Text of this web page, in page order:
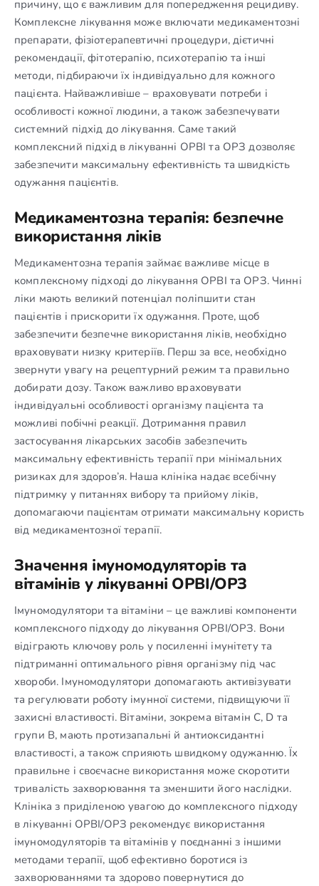
причину, що є важливим для попередження рецидиву.
Комплексне лікування може включати медикаментозні
препарати, фізіотерапевтичні процедури, дієтичні
рекомендації, фітотерапію, психотерапію та інші
методи, підбираючи їх індивідуально для кожного
пацієнта. Найважливіше – враховувати потреби і
особливості кожної людини, а також забезпечувати
системний підхід до лікування. Саме такий
комплексний підхід в лікуванні ОРВІ та ОРЗ дозволяє
забезпечити максимальну ефективність та швидкість
одужання пацієнтів.
Медикаментозна терапія: безпечне
використання ліків
Медикаментозна терапія займає важливе місце в
комплексному підході до лікування ОРВІ та ОРЗ. Чинні
ліки мають великий потенціал поліпшити стан
пацієнтів і прискорити їх одужання. Проте, щоб
забезпечити безпечне використання ліків, необхідно
враховувати низку критеріїв. Перш за все, необхідно
звернути увагу на рецептурний режим та правильно
добирати дозу. Також важливо враховувати
індивідуальні особливості організму пацієнта та
можливі побічні реакції. Дотримання правил
застосування лікарських засобів забезпечить
максимальну ефективність терапії при мінімальних
ризиках для здоров’я. Наша клініка надає всебічну
підтримку у питаннях вибору та прийому ліків,
допомагаючи пацієнтам отримати максимальну користь
від медикаментозної терапії.
Значення імуномодуляторів та
вітамінів у лікуванні ОРВІ/ОРЗ
Імуномодулятори та вітаміни – це важливі компоненти
комплексного підходу до лікування ОРВІ/ОРЗ. Вони
відіграють ключову роль у посиленні імунітету та
підтриманні оптимального рівня організму під час
хвороби. Імуномодулятори допомагають активізувати
та регулювати роботу імунної системи, підвищуючи її
захисні властивості. Вітаміни, зокрема вітамін C, D та
групи В, мають протизапальні й антиоксидантні
властивості, а також сприяють швидкому одужанню. Їх
правильне і своєчасне використання може скоротити
тривалість захворювання та зменшити його наслідки.
Клініка з приділеною увагою до комплексного підходу
в лікуванні ОРВІ/ОРЗ рекомендує використання
імуномодуляторів та вітамінів у поєднанні з іншими
методами терапії, щоб ефективно боротися із
захворюваннями та здорово повернутися до